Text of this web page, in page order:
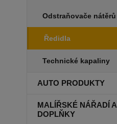
Odstraňovače nátěrů
Ředidla
Technické kapaliny
AUTO PRODUKTY
MALÍŘSKÉ NÁŘADÍ A
DOPLŇKY